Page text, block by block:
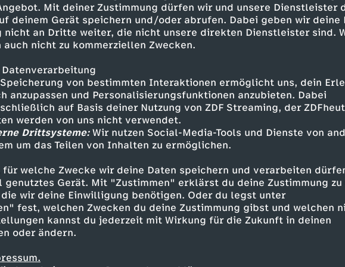
Mit deiner Zustimmung dürfen wir und unsere Dienstleister
deinem Gerät speichern und/oder abrufen. Dabei geben wir deine
nicht an Dritte weiter, die nicht unsere direkten Dienstleister sind.
nicht zu kommerziellen Zwecken.
von bestimmten Interaktionen ermöglicht uns, dein
anzupassen und Personalisierungsfunktionen anzubieten. Dabei
auf Basis deiner Nutzung von ZDF Streaming, der
werden von uns nicht verwendet.
Drittsysteme:Wir nutzen Social-Media-Tools und Dienste von
um das Teilen von Inhalten zu ermöglichen.
für welche Zwecke wir deine Daten speichern und verarbeiten
Gerät. Mit "Zustimmen" erklärst du deine Zustimmung zu
wir deine Einwilligung benötigen. Oder du legst unter
fest, welchen Zwecken du deine Zustimmung gibst und welchen
kannst du jederzeit mit Wirkung für die Zukunft in deinen
oder ändern.
Media. Die zweite Gruppe
und nach 24 Stunden
Stunden es tatsächlich
und lassen einen darüber
auf Social Media verbringt.
mal Zeit, über die wichtigen
Menstruation. Über das
Körper und
lieben und leben den
Mädchen-Sachen sind nicht
uns auf …Facebook:
auch zu #funk. Schaut' da
Web-App:
fun
entdecken
Talk vergnüglich Untertitel Auf Klo